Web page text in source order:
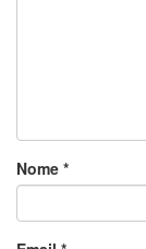
Nome *